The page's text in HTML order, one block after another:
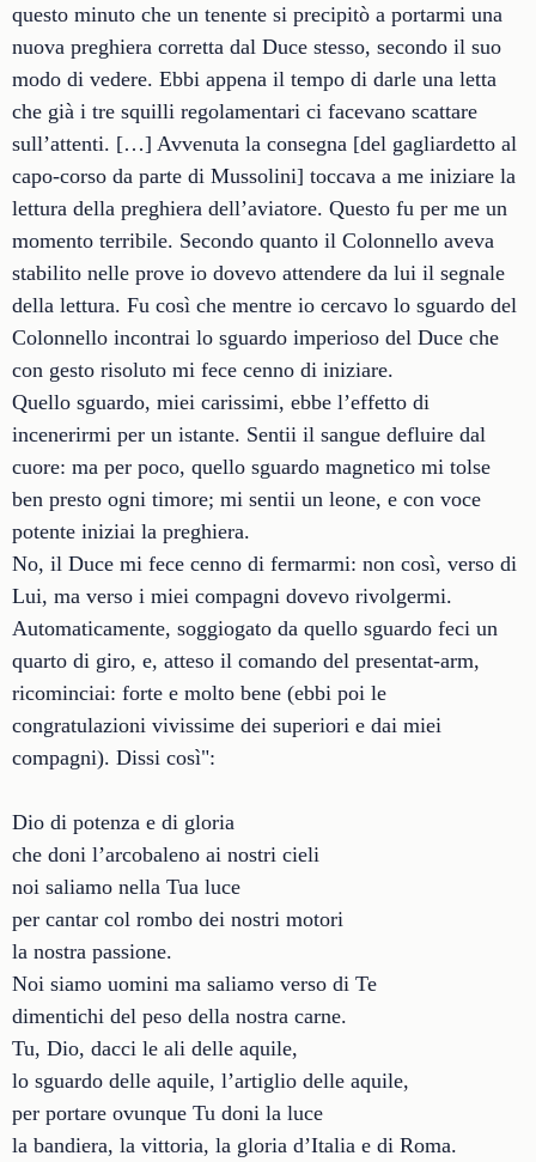
questo minuto che un tenente si precipitò a portarmi una
nuova preghiera corretta dal Duce stesso, secondo il suo
modo di vedere. Ebbi appena il tempo di darle una letta
che già i tre squilli regolamentari ci facevano scattare
sull’attenti. […] Avvenuta la consegna [del gagliardetto al
capo-corso da parte di Mussolini] toccava a me iniziare la
lettura della preghiera dell’aviatore. Questo fu per me un
momento terribile. Secondo quanto il Colonnello aveva
stabilito nelle prove io dovevo attendere da lui il segnale
della lettura. Fu così che mentre io cercavo lo sguardo del
Colonnello incontrai lo sguardo imperioso del Duce che
con gesto risoluto mi fece cenno di iniziare.
Quello sguardo, miei carissimi, ebbe l’effetto di
incenerirmi per un istante. Sentii il sangue defluire dal
cuore: ma per poco, quello sguardo magnetico mi tolse
ben presto ogni timore; mi sentii un leone, e con voce
potente iniziai la preghiera.
No, il Duce mi fece cenno di fermarmi: non così, verso di
Lui, ma verso i miei compagni dovevo rivolgermi.
Automaticamente, soggiogato da quello sguardo feci un
quarto di giro, e, atteso il comando del presentat-arm,
ricominciai: forte e molto bene (ebbi poi le
congratulazioni vivissime dei superiori e dai miei
compagni). Dissi così":
Dio di potenza e di gloria
che doni l’arcobaleno ai nostri cieli
noi saliamo nella Tua luce
per cantar col rombo dei nostri motori
la nostra passione.
Noi siamo uomini ma saliamo verso di Te
dimentichi del peso della nostra carne.
Tu, Dio, dacci le ali delle aquile,
lo sguardo delle aquile, l’artiglio delle aquile,
per portare ovunque Tu doni la luce
la bandiera, la vittoria, la gloria d’Italia e di Roma.